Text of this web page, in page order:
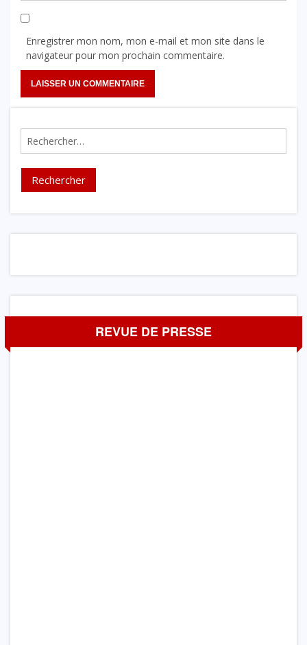
Enregistrer mon nom, mon e-mail et mon site dans le
navigateur pour mon prochain commentaire.
Rechercher :
REVUE DE PRESSE